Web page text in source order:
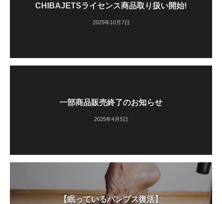
CHIBAJETSライセンス商品取り扱い開始!
2025年10月7日
一部商品販売終了のお知らせ
2025年4月5日
【眠っているパンプス復活】